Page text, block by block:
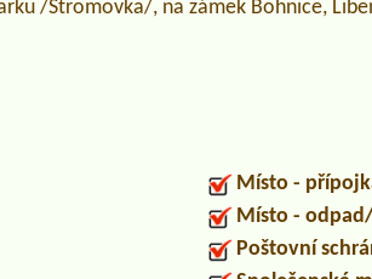
/Stromovka/, na zámek Bohnice,
Místo -
Místo -
Poštovní